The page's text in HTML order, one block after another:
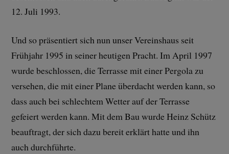
12. Juli 1993.
Und so präsentiert sich nun unser Vereinshaus seit
Frühjahr 1995 in seiner heutigen Pracht. Im April 1997
wurde beschlossen, die Terrasse mit einer Pergola zu
versehen, die mit einer Plane überdacht werden kann, so
dass auch bei schlechtem Wetter auf der Terrasse
gefeiert werden kann. Mit dem Bau wurde Heinz Schütz
beauftragt, der sich dazu bereit erklärt hatte und ihn
auch durchführte.